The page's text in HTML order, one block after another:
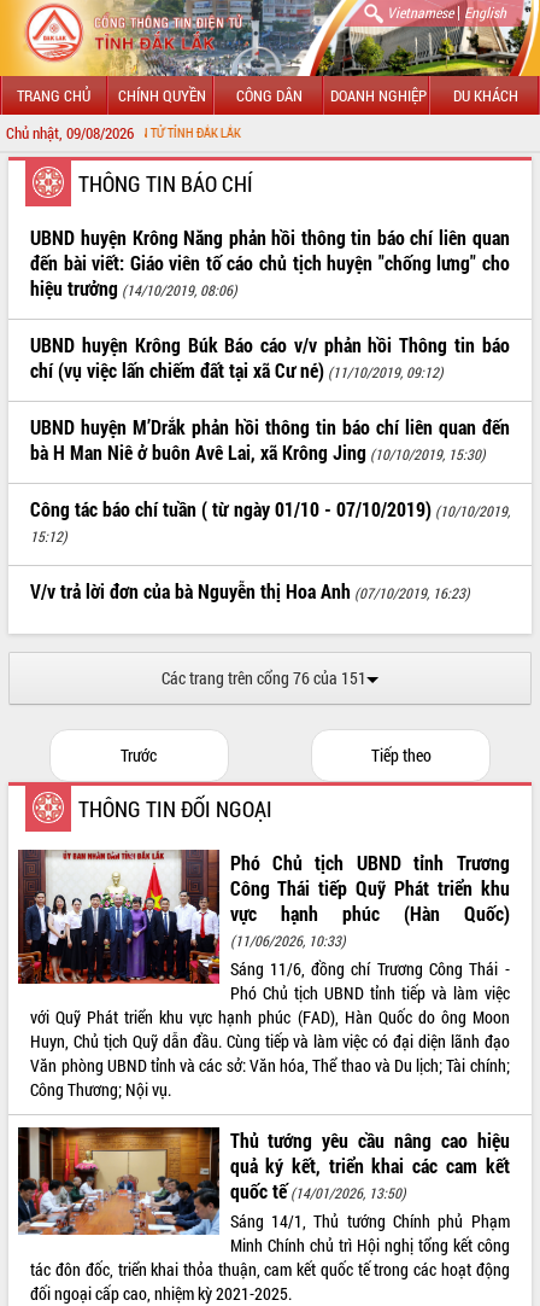
Vietnamese| English
TRANG CHỦ CHÍNH QUYỀN CÔNG DÂN DOANH NGHIỆP DU KHÁCH
Chủ nhật, 09/08/2026
THÔNG TIN ĐIỆN TỬ TỈNH ĐẮK LẮK
GIỚI THIỆU
LÃNH ĐẠO UBND TỈNH
TIN TỨC SỰ KIỆN
SỞ, BAN, NGÀNH
UBND CÁC XÃ, PHƯỜNG
THÔNG TIN CHỈ ĐẠO ĐIỀU HÀNH
VĂN BẢN HĐND TỈNH
VIDEO
THÔNG TIN BÁO CHÍ
UBND huyện Krông Năng phản hồi thông tin báo chí liên quan
đến bài viết: Giáo viên tố cáo chủ tịch huyện "chống lưng" cho
hiệu trưởng (14/10/2019, 08:06)
UBND huyện Krông Búk Báo cáo v/v phản hồi Thông tin báo
chí (vụ việc lấn chiếm đất tại xã Cư né) (11/10/2019, 09:12)
UBND huyện M’Drắk phản hồi thông tin báo chí liên quan đến
bà H Man Niê ở buôn Avê Lai, xã Krông Jing (10/10/2019, 15:30)
Công tác báo chí tuần ( từ ngày 01/10 - 07/10/2019) (10/10/2019,
15:12)
V/v trả lời đơn của bà Nguyễn thị Hoa Anh (07/10/2019, 16:23)
Các trang trên cổng 76 của 151
Trước Tiếp theo
THÔNG TIN ĐỐI NGOẠI
Phó Chủ tịch UBND tỉnh Trương
Công Thái tiếp Quỹ Phát triển khu
vực hạnh phúc (Hàn Quốc)
(11/06/2026, 10:33)
Sáng 11/6, đồng chí Trương Công Thái -
Phó Chủ tịch UBND tỉnh tiếp và làm việc
với Quỹ Phát triển khu vực hạnh phúc (FAD), Hàn Quốc do ông Moon
Huyn, Chủ tịch Quỹ dẫn đầu. Cùng tiếp và làm việc có đại diện lãnh đạo
Văn phòng UBND tỉnh và các sở: Văn hóa, Thể thao và Du lịch; Tài chính;
Công Thương; Nội vụ.
Thủ tướng yêu cầu nâng cao hiệu
quả ký kết, triển khai các cam kết
quốc tế (14/01/2026, 13:50)
Sáng 14/1, Thủ tướng Chính phủ Phạm
Minh Chính chủ trì Hội nghị tổng kết công
tác đôn đốc, triển khai thỏa thuận, cam kết quốc tế trong các hoạt động
đối ngoại cấp cao, nhiệm kỳ 2021-2025.